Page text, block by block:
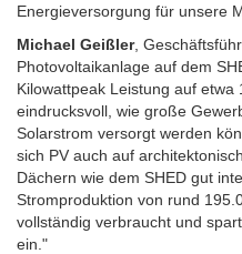
Energieversorgung für unsere
Michael Geißler,
Photovoltaikanlage auf dem
Kilowattpeak Leistung auf
eindrucksvoll, wie große
Solarstrom versorgt werden
sich PV auch auf
Dächern wie dem SHED gut
Stromproduktion von rund
vollständig verbraucht und
ein."